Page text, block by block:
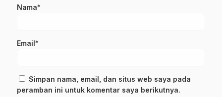
Nama*
Email*
Simpan nama, email, dan situs web saya pada
peramban ini untuk komentar saya berikutnya.